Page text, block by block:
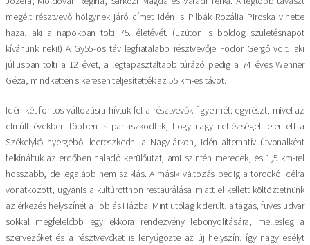
megélt résztvevő hölgynek járó címet idén is Pilbák Rozália Piroska vihette
haza, aki a napokban tölti 75. életévét. (Ezúton is boldog születésnapot
kívánunk neki!) A Gy55-ös táv legfiatalabb résztvevője Fodor Gergő volt, aki
júliusban tölti a 12 évet, a legtapasztaltabb túrázó pedig a 74 éves Wehner
Géza, mindketten sikeresen teljesítették az 55 km-es távot.
Idén két fontos változásra hívtuk fel a résztvevők figyelmét: egyrészt, mivel az
elmúlt években többen is panaszkodtak, hogy nagy nehézséget jelentett a
Székelykő nyergéből leereszkedni a Nagy-árkon, idén alternatív útvonalként
felkínáltuk az erdőben haladó kerülőutat, ami szintén meredek, és 1,5 km-rel
hosszabb, de legalább nem sziklás. A másik változás pedig a torockói célra
vonatkozott, ugyanis a kultúrotthon restaurálása miatt el kellett költöztetnünk
az érkezés helyszínét a Tóbiás Házba. Mint utólag kiderült, a tágas, füves udvar
sokkal megfelelőbb egy ekkora rendezvény lebonyolítására, mellesleg a
szervezőket és a résztvevőket is lenyűgözte az új helyszín, így nagy esélyt